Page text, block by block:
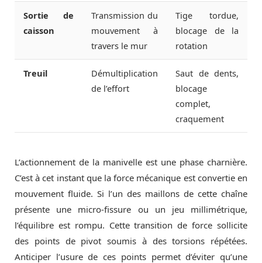
Sortie de
caisson
Transmission du
mouvement à
travers le mur
Tige tordue,
blocage de la
rotation
Treuil
Démultiplication
de l’effort
Saut de dents,
blocage
complet,
craquement
L’actionnement de la manivelle est une phase charnière.
C’est à cet instant que la force mécanique est convertie en
mouvement fluide. Si l’un des maillons de cette chaîne
présente une micro-fissure ou un jeu millimétrique,
l’équilibre est rompu. Cette transition de force sollicite
des points de pivot soumis à des torsions répétées.
Anticiper l’usure de ces points permet d’éviter qu’une